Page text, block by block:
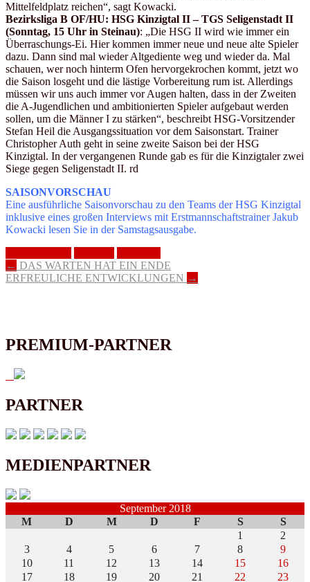
Mittelfeldplatz reichen“, sagt Kowacki.
Bezirksliga B OF/HU: HSG Kinzigtal II – TGS Seligenstadt II
(Sonntag, 15 Uhr in Steinau): „Die HSG II wird wie immer ein
Überraschungs-Ei. Hier kommen immer neue und neue alte Spieler
dazu. Dann sind mal wieder Altgediente weg und wieder da. Mal
schauen, wer noch hinterm Ofen hervorgekrochen kommt, jetzt wo
die Saison losgeht und die lästige Vorbereitung rum ist. Allerdings
müssen wir uns auch immer vor Augen halten, dass in der Zweiten
die A-Jugendlichen und ambitionierten Spieler aufgebaut werden
sollen, um die Männer I zu stärken“, beschreibt HSG-Vorsitzender
Stefan Heil die Ausgangssituation vor dem Saisonstart. Trainer
Christopher Auth geht in seine zweite Saison bei der HSG
Kinzigtal. In der vergangenen Runde gab es für die Kinzigtaler zwei
Siege gegen Seligenstadt II. rd
SAISONVORSCHAU
Eine ausführliche Saisonvorschau zu den Teams der HSG Kinzigtal
inklusive eines großen Interviews mit Erstmannschaftstrainer Jakub
Kowacki lesen Sie in der Samstagsausgabe.
Artikel-
Navigation
← DAS WARTEN HAT EIN ENDE
ERFREULICHE ENTWICKLUNGEN →
PREMIUM-PARTNER
PARTNER
MEDIENPARTNER
September 2018
M
D M D F S
S
1
2
3
4 5 6 7 8
9
10
11 12 13 14 15
16
17
18 19 20 21 22 23